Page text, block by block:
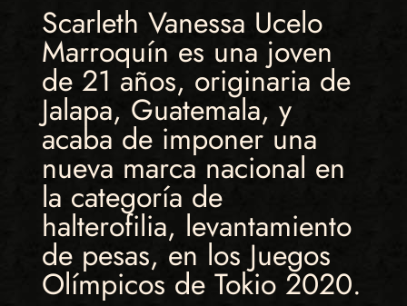
Scarleth Vanessa Ucelo
Marroquín es una joven
de 21 años, originaria de
Jalapa, Guatemala, y
acaba de imponer una
nueva marca nacional en
la categoría de
halterofilia, levantamiento
de pesas, en los Juegos
Olímpicos de Tokio 2020.